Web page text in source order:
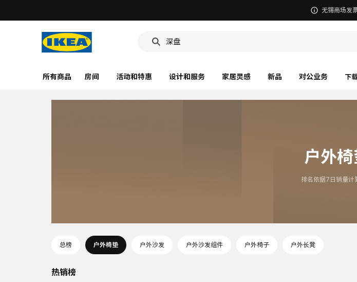
无锡商场发
深盘
所有商品 房间 活动和特惠 设计和服务 家居灵感 新品 对公业务 下
户外
排名依据7日销量计
总榜 户外椅垫 户外沙发 户外沙发组件 户外椅子 户外长凳
热销榜